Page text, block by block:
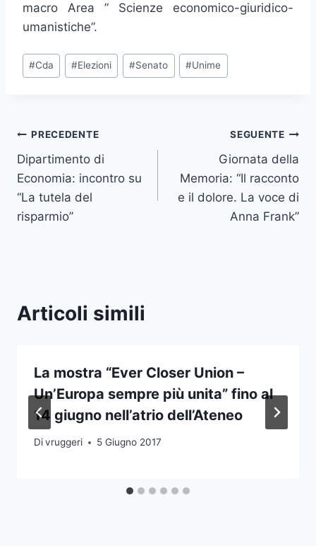
macro Area ” Scienze economico-giuridico-
umanistiche”.
Tag
articolo:
#Cda #Elezioni #Senato #Unime
Navigazione
articoli
PRECEDENTE
Dipartimento di
Economia: incontro su
“La tutela del
risparmio”
SEGUENTE
Giornata della
Memoria: “Il racconto
e il dolore. La voce di
Anna Frank”
Articoli simili
La mostra “Ever Closer Union –
Un’Europa sempre più unita” fino al
14 giugno nell’atrio dell’Ateneo
Divruggeri 5 Giugno 2017